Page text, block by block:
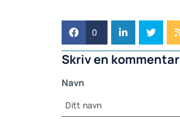
0
Skriv en kommentar
Navn